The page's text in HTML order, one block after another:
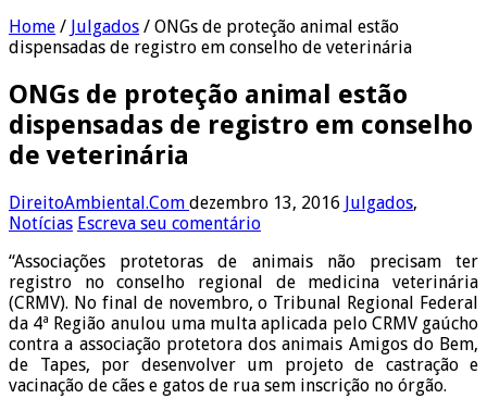
Home / Julgados / ONGs de proteção animal estão
dispensadas de registro em conselho de veterinária
ONGs de proteção animal estão
dispensadas de registro em conselho
de veterinária
DireitoAmbiental.Com dezembro 13, 2016 Julgados,
Notícias Escreva seu comentário
“Associações protetoras de animais não precisam ter
registro no conselho regional de medicina veterinária
(CRMV). No final de novembro, o Tribunal Regional Federal
da 4ª Região anulou uma multa aplicada pelo CRMV gaúcho
contra a associação protetora dos animais Amigos do Bem,
de Tapes, por desenvolver um projeto de castração e
vacinação de cães e gatos de rua sem inscrição no órgão.